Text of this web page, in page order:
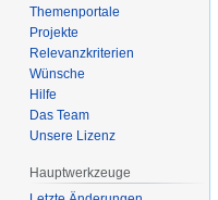
Themenportale
Projekte
Relevanzkriterien
Wünsche
Hilfe
Das Team
Unsere Lizenz
Hauptwerkzeuge